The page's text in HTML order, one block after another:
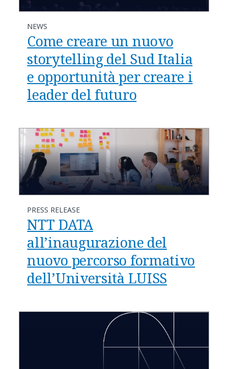
NEWS
Come creare un nuovo
storytelling del Sud Italia
e opportunità per creare i
leader del futuro
PRESS RELEASE
NTT DATA
all’inaugurazione del
nuovo percorso formativo
dell’Università LUISS